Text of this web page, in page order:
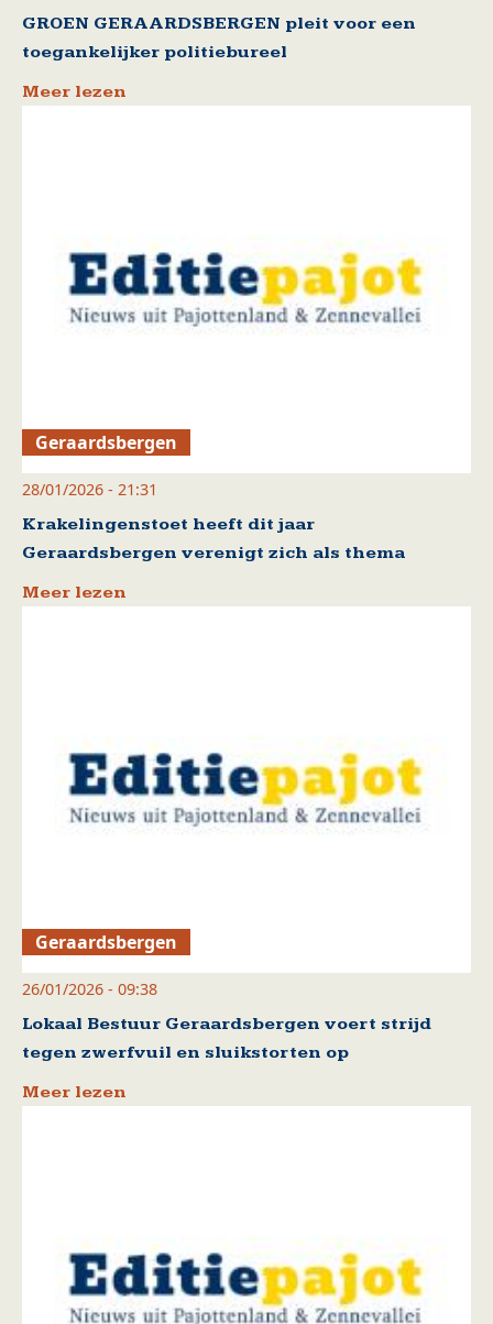
GROEN GERAARDSBERGEN pleit voor een
toegankelijker politiebureel
Meer lezen
Geraardsbergen
28/01/2026 - 21:31
Krakelingenstoet heeft dit jaar
Geraardsbergen verenigt zich als thema
Meer lezen
Geraardsbergen
26/01/2026 - 09:38
Lokaal Bestuur Geraardsbergen voert strijd
tegen zwerfvuil en sluikstorten op
Meer lezen